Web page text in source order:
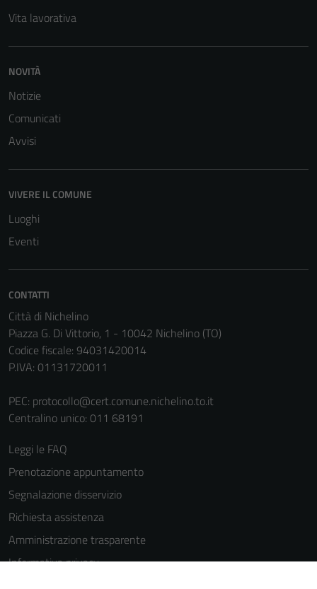
Vita lavorativa
NOVITÀ
Notizie
Comunicati
Avvisi
VIVERE IL COMUNE
Luoghi
Eventi
CONTATTI
Città di Nichelino
Piazza G. Di Vittorio, 1 - 10042 Nichelino (TO)
Codice fiscale: 94031420014
P.IVA: 01131720011
PEC: protocollo@cert.comune.nichelino.to.it
Centralino unico: 011 68191
Leggi le FAQ
Prenotazione appuntamento
Segnalazione disservizio
Richiesta assistenza
Amministrazione trasparente
Informativa privacy